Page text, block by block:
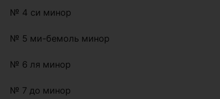
№ 4 си минор
№ 5 ми-бемоль минор
№ 6 ля минор
№ 7 до минор